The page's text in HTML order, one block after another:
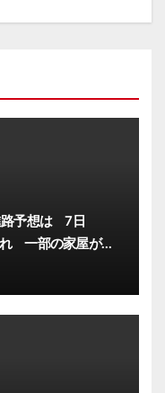
路予想は 7日
れ 一部の家屋が倒
見込み(FNNプライ